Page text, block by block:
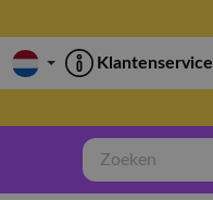
Klantenservice
Zoeken